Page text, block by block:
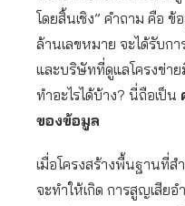
โดยสิ้นเชิง” คำถาม คือ
ล้านเลขหมาย จะได้รับก
และบริษัทที่ดูแลโครงข่า
ทำอะไรได้บ้าง? นี่ถือเป็น
ของข้อมูล
เมื่อโครงสร้างพื้นฐานที่
จะทำให้เกิด การสูญเสีย